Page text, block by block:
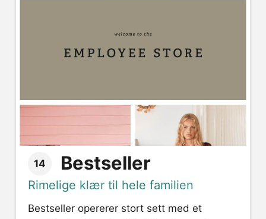
14 Bestseller
Rimelige klær til hele familien
Bestseller opererer stort sett med et